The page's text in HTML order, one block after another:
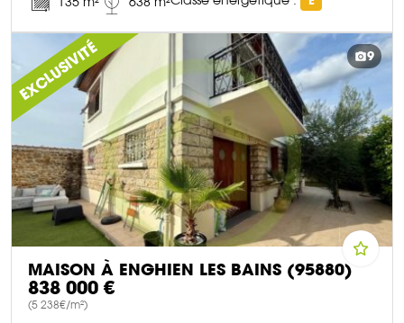
DÉCOUVRIR CE BIEN
EXCLUSIVITÉ 9
MAISON À ENGHIEN LES BAINS (95880)
838 000 €
(5 238€/m²)